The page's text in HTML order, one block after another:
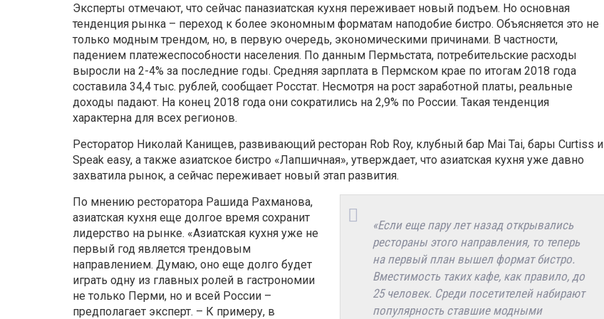
Эксперты отмечают, что сейчас паназиатская кухня переживает новый подъем. Но основная
тенденция рынка – переход к более экономным форматам наподобие бистро. Объясняется это не
только модным трендом, но, в первую очередь, экономическими причинами. В частности,
падением платежеспособности населения. По данным Пермьстата, потребительские расходы
выросли на 2-4% за последние годы. Средняя зарплата в Пермском крае по итогам 2018 года
составила 34,4 тыс. рублей, сообщает Росстат. Несмотря на рост заработной платы, реальные
доходы падают. На конец 2018 года они сократились на 2,9% по России. Такая тенденция
характерна для всех регионов.
Ресторатор Николай Канищев, развивающий ресторан Rob Roy, клубный бар Mai Tai, бары Curtiss и
Speak easy, а также азиатское бистро «Лапшичная», утверждает, что азиатская кухня уже давно
захватила рынок, а сейчас переживает новый этап развития.
«Если еще пару лет назад открывались
рестораны этого направления, то теперь
на первый план вышел формат бистро.
Вместимость таких кафе, как правило, до
25 человек. Среди посетителей набирают
популярность ставшие модными
По мнению ресторатора Рашида Рахманова,
азиатская кухня еще долгое время сохранит
лидерство на рынке. «Азиатская кухня уже не
первый год является трендовым
направлением. Думаю, оно еще долго будет
играть одну из главных ролей в гастрономии
не только Перми, но и всей России –
предполагает эксперт. – К примеру, в